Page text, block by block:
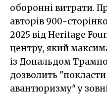
оборонні витрати.
авторів 900-
2025 від Heritage
центру, який
із Дональдом
дозволить
авантюризму" у